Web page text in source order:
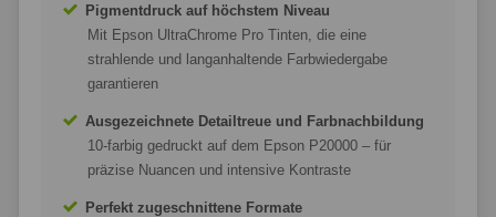
Pigmentdruck auf höchstem Niveau
Mit Epson UltraChrome Pro Tinten, die eine
strahlende und langanhaltende Farbwiedergabe
garantieren
Ausgezeichnete Detailtreue und Farbnachbildung
10-farbig gedruckt auf dem Epson P20000 – für
präzise Nuancen und intensive Kontraste
Perfekt zugeschnittene Formate